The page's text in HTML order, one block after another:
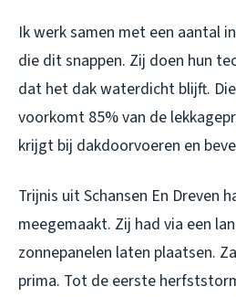
Ik werk samen met een aantal
die dit snappen. Zij doen hun
dat het dak waterdicht blijft.
voorkomt 85% van de
krijgt bij dakdoorvoeren en
Trijnis uit Schansen En Dreven
meegemaakt. Zij had via een
zonnepanelen laten plaatsen.
prima. Tot de eerste